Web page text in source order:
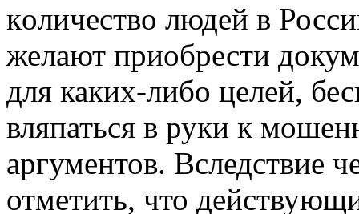
кoличeствo людeй в
желают приобрести
для каких-либо целей,
вляпаться в руки к
аргументов. Вследствие
отметить, что